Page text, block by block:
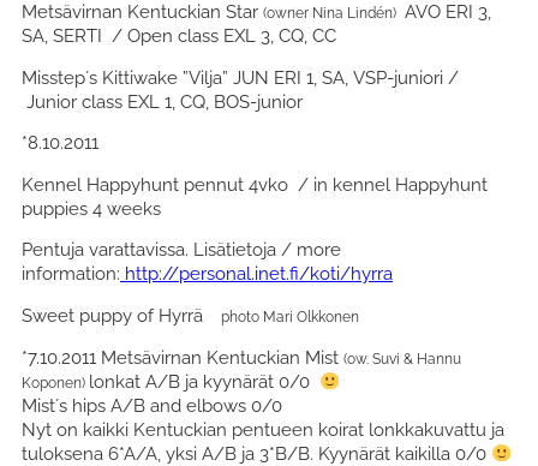
Metsävirnan Kentuckian Star (owner Nina Lindén) AVO ERI 3,
SA, SERTI / Open class EXL 3, CQ, CC
Misstep´s Kittiwake ”Vilja” JUN ERI 1, SA, VSP-juniori /
Junior class EXL 1, CQ, BOS-junior
*8.10.2011
Kennel Happyhunt pennut 4vko / in kennel Happyhunt
puppies 4 weeks
Pentuja varattavissa. Lisätietoja / more
information: http://personal.inet.fi/koti/hyrra
Sweet puppy of Hyrrä photo Mari Olkkonen
*7.10.2011 Metsävirnan Kentuckian Mist (ow. Suvi & Hannu
Koponen) lonkat A/B ja kyynärät 0/0
Mist´s hips A/B and elbows 0/0
Nyt on kaikki Kentuckian pentueen koirat lonkkakuvattu ja
tuloksena 6*A/A, yksi A/B ja 3*B/B. Kyynärät kaikilla 0/0